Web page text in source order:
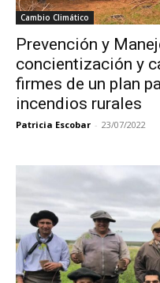
Cambio Climático
Prevención y
concientización y
firmes de un plan
incendios rurales
Patricia Escobar - 23/07/2022